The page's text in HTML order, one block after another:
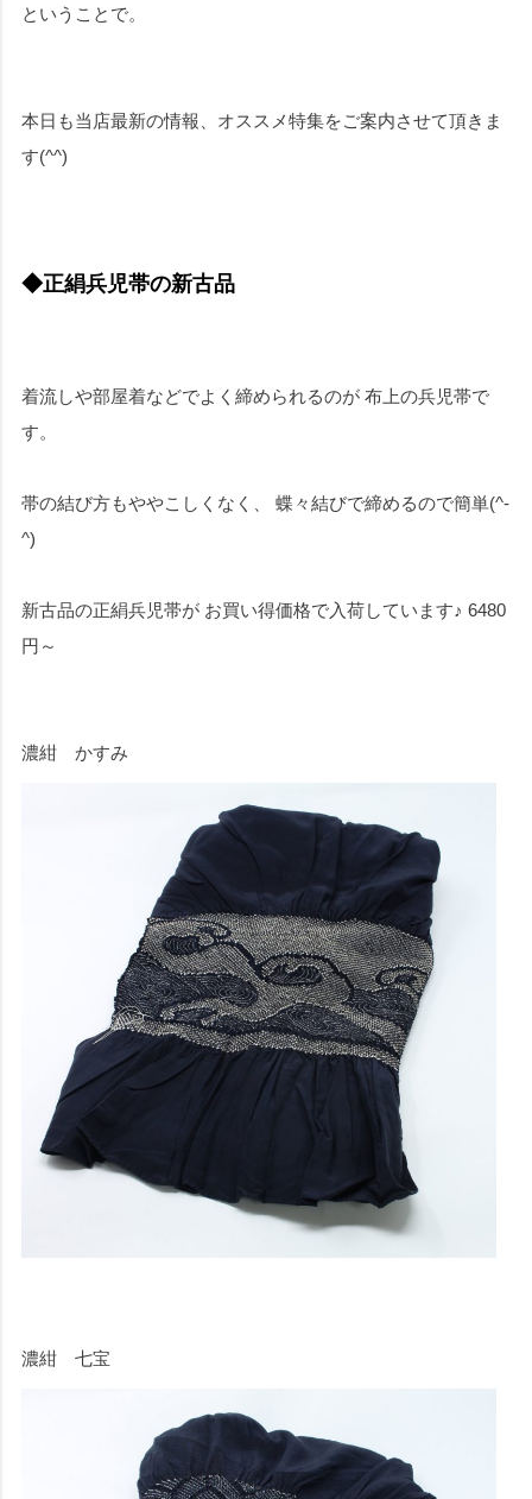
ということで。
本日も当店最新の情報、オススメ特集をご案内させて頂きま
す(^^)
◆正絹兵児帯の新古品
着流しや部屋着などでよく締められるのが 布上の兵児帯で
す。
帯の結び方もややこしくなく、 蝶々結びで締めるので簡単(^-
^)
新古品の正絹兵児帯が お買い得価格で入荷しています♪ 6480
円～
濃紺 かすみ
濃紺 七宝